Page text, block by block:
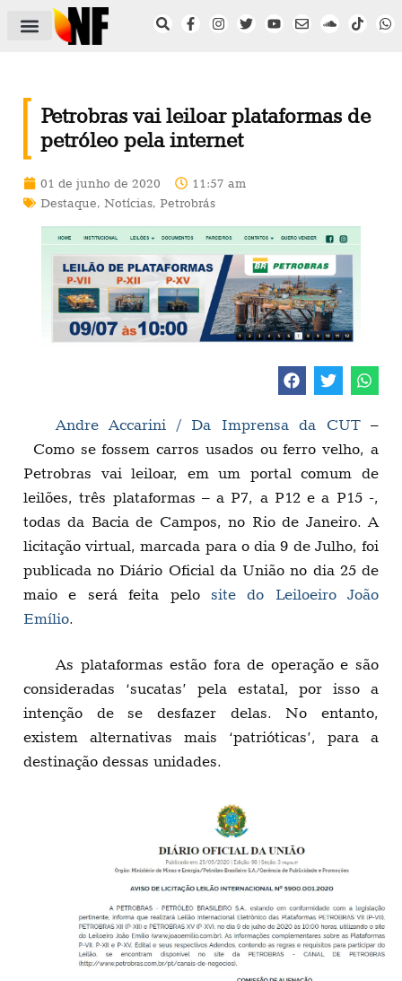
Petrobras vai leiloar plataformas de
petróleo pela internet
01 de junho de 2020
11:57 am
Destaque, Notícias, Petrobrás
Andre Accarini / Da Imprensa da CUT–
Como se fossem carros usados ou ferro velho, a
Petrobras vai leiloar, em um portal comum de
leilões, três plataformas – a P7, a P12 e a P15 -,
todas da Bacia de Campos, no Rio de Janeiro. A
licitação virtual, marcada para o dia 9 de Julho, foi
publicada no Diário Oficial da União no dia 25 de
maio e será feita pelo site do Leiloeiro João
Emílio.
As plataformas estão fora de operação e são
consideradas ‘sucatas’ pela estatal, por isso a
intenção de se desfazer delas. No entanto,
existem alternativas mais ‘patrióticas’, para a
destinação dessas unidades.